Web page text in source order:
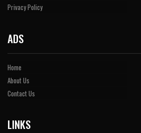
Privacy Policy
ADS
Home
About Us
Contact Us
LINKS